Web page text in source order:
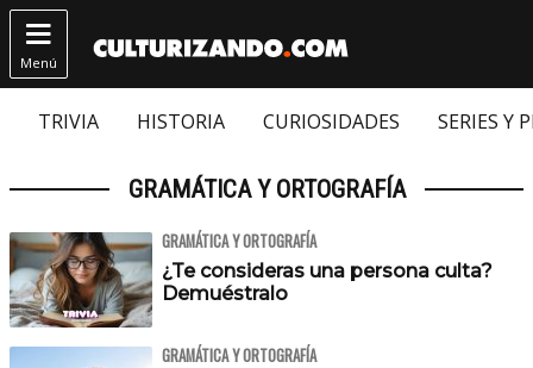

Menú
TRIVIA HISTORIA CURIOSIDADES SERIES Y
GRAMÁTICA Y ORTOGRAFÍA
GRAMÁTICA Y ORTOGRAFÍA
¿Te consideras una persona culta?
Demuéstralo
GRAMÁTICA Y ORTOGRAFÍA